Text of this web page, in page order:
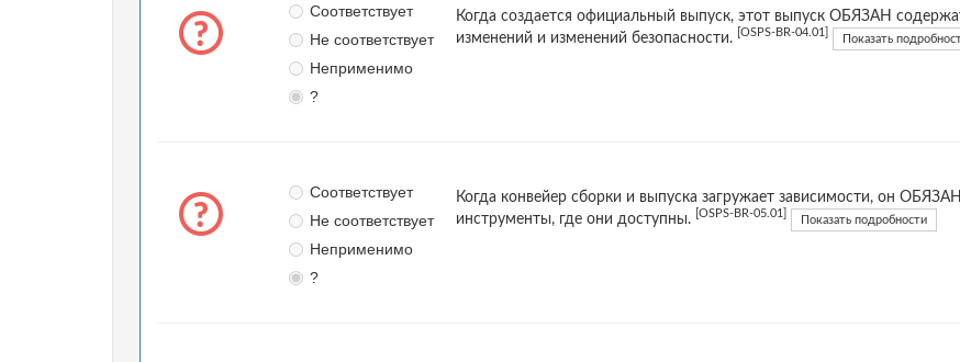
Соответствует
Не соответствует
Неприменимо
?
Когда создается официальный выпуск, этот выпуск ОБЯЗАН
изменений и изменений безопасности.
[OSPS-BR-04.01] Показать
Соответствует
Не соответствует
Неприменимо
?
Когда конвейер сборки и выпуска загружает зависимости, он
инструменты, где они доступны.
[OSPS-BR-05.01] Показать подробности